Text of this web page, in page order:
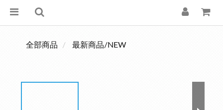
全部商品 最新商品/NEW